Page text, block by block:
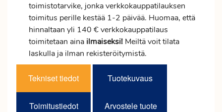
toimistotarvike, jonka verkkokauppatilauksen
toimitus perille kestää 1-2 päivää. Huomaa, että
hinnaltaan yli 140 € verkkokauppatilaus
toimitetaan aina ilmaiseksi! Meiltä voit tilata
laskulla ja ilman rekisteröitymistä.
Tekniset tiedot Tuotekuvaus
Toimitustiedot Arvostele tuote